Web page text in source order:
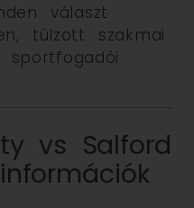
választ
túlzott szakmai
sportfogadói
vs Salford